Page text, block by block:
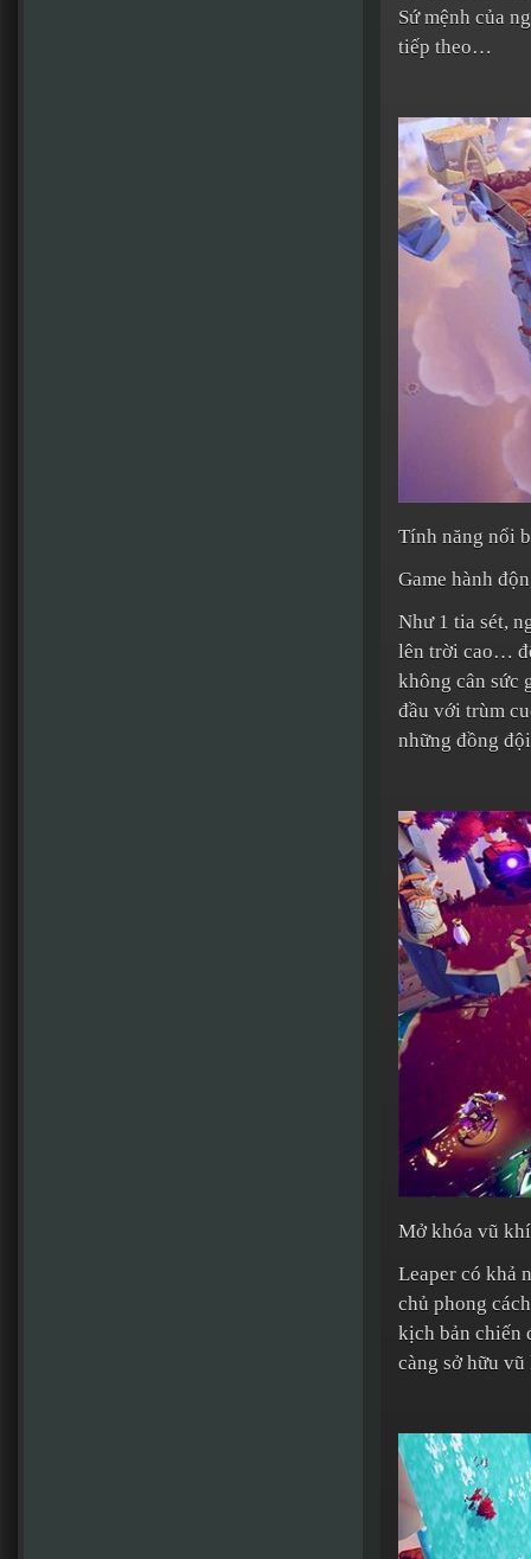
Sứ mệnh của
tiếp theo…
Tính năng nổi
Game hành
Như 1 tia sét,
lên trời cao…
không cân sức
đầu với trùm
những đồng
Mở khóa vũ
Leaper có khả
chủ phong
kịch bản chiến
càng sở hữu